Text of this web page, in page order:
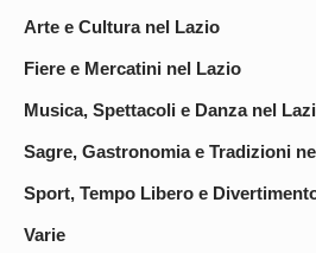
Arte e Cultura nel Lazio
Fiere e Mercatini nel Lazio
Musica, Spettacoli e Danza nel
Sagre, Gastronomia e Tradizioni
Sport, Tempo Libero e
Varie